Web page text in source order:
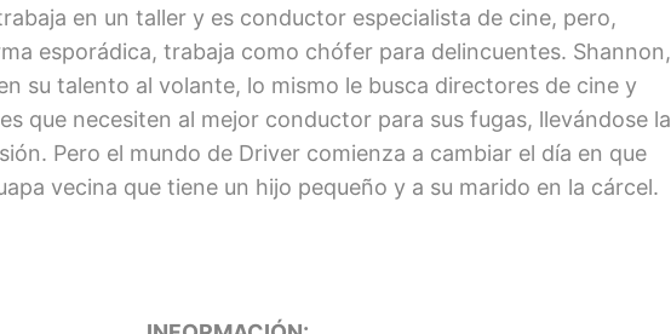
en un taller y es conductor especialista de cine, pero,
esporádica, trabaja como chófer para delincuentes. Shannon,
su talento al volante, lo mismo le busca directores de cine y
que necesiten al mejor conductor para sus fugas, llevándose la
Pero el mundo de Driver comienza a cambiar el día en que
vecina que tiene un hijo pequeño y a su marido en la cárcel.